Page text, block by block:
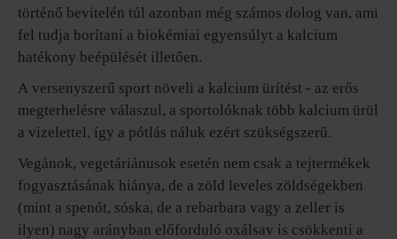
történő bevitelén túl azonban még számos dolog van, ami
fel tudja borítani a biokémiai egyensúlyt a kalcium
hatékony beépülését illetően.
A versenyszerű sport növeli a kalcium ürítést - az erős
megterhelésre válaszul, a sportolóknak több kalcium ürül
a vizelettel, így a pótlás náluk ezért szükségszerű.
Vegánok, vegetáriánusok esetén nem csak a tejtermékek
fogyasztásának hiánya, de a zöld leveles zöldségekben
(mint a spenót, sóska, de a rebarbara vagy a zeller is
ilyen) nagy arányban előforduló oxálsav is csökkenti a